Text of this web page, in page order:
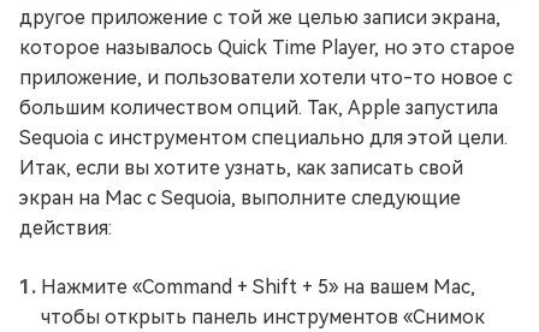
другое приложение с той же целью записи экрана,
которое называлось Quick Time Player, но это старое
приложение, и пользователи хотели что-то новое с
большим количеством опций. Так, Apple запустила
Sequoia с инструментом специально для этой цели.
Итак, если вы хотите узнать, как записать свой
экран на Mac с Sequoia, выполните следующие
действия:
Нажмите «Command + Shift + 5» на вашем Mac,
чтобы открыть панель инструментов «Снимок